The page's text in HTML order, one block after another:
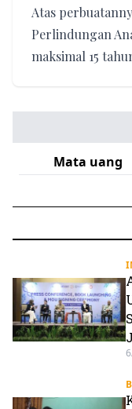
Atas
Perlindungan
maksimal 15
Mata uang